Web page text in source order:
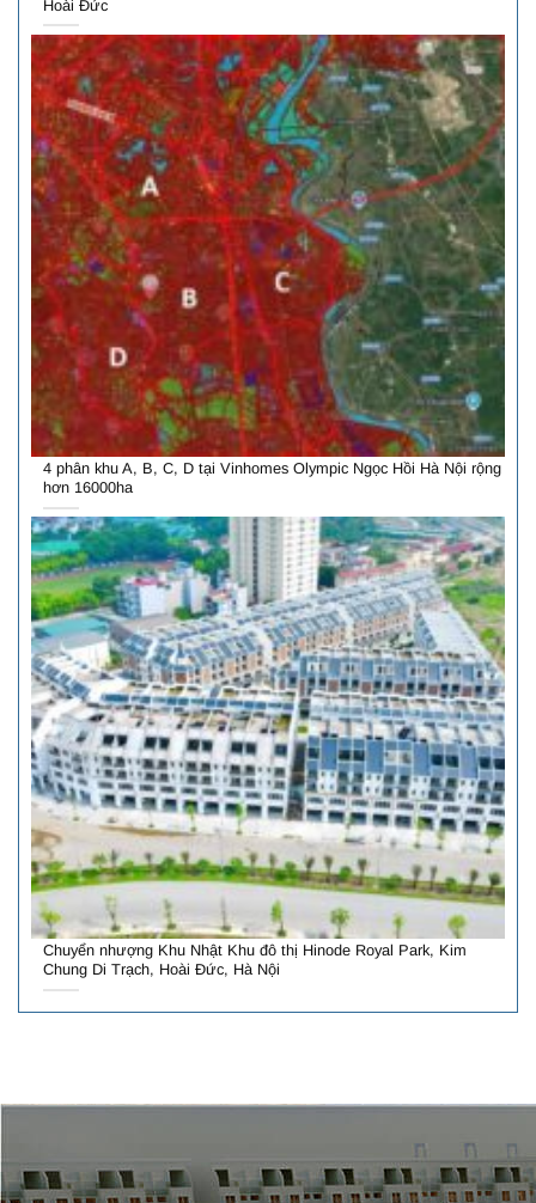
Hoài Đức
4 phân khu A, B, C, D tại Vinhomes Olympic Ngọc Hồi Hà Nội rộng
hơn 16000ha
Chuyển nhượng Khu Nhật Khu đô thị Hinode Royal Park, Kim
Chung Di Trạch, Hoài Đức, Hà Nội